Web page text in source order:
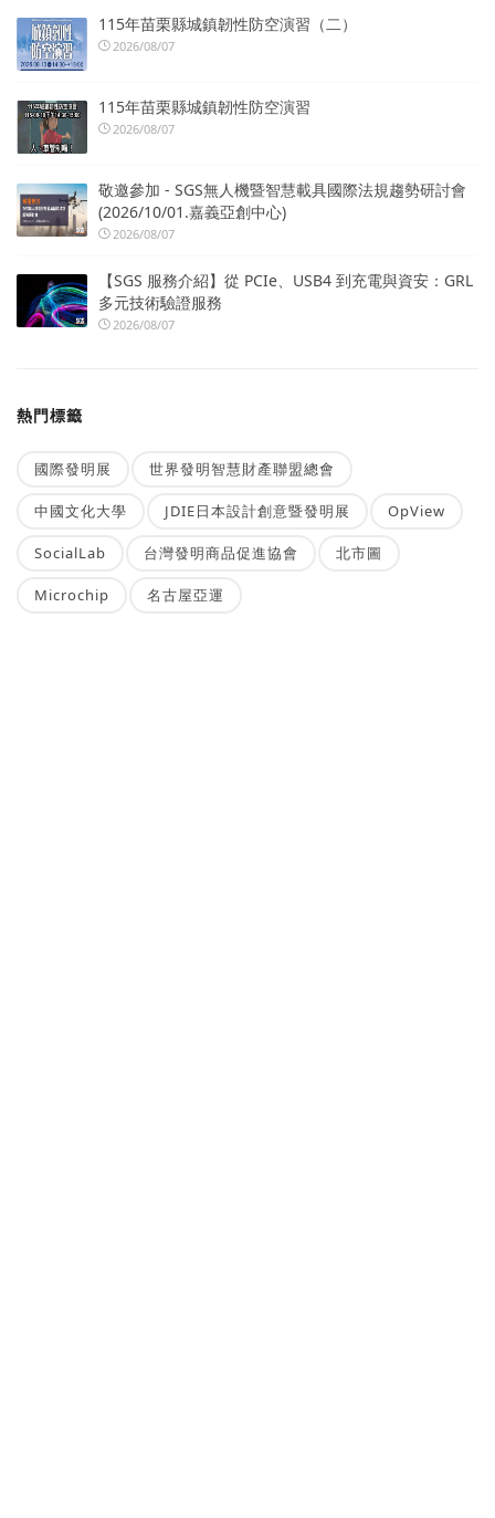
115年苗栗縣城鎮韌性防空演習（二）
2026/08/07
115年苗栗縣城鎮韌性防空演習
2026/08/07
敬邀參加 - SGS無人機暨智慧載具國際法規趨勢研討會
(2026/10/01.嘉義亞創中心)
2026/08/07
【SGS 服務介紹】從 PCIe、USB4 到充電與資安：GRL
多元技術驗證服務
2026/08/07
熱門標籤
國際發明展 世界發明智慧財產聯盟總會
中國文化大學 JDIE日本設計創意暨發明展 OpView
SocialLab 台灣發明商品促進協會 北市圖
Microchip 名古屋亞運